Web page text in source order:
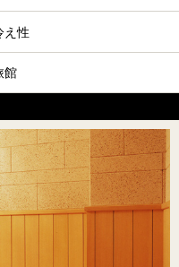
え性
館